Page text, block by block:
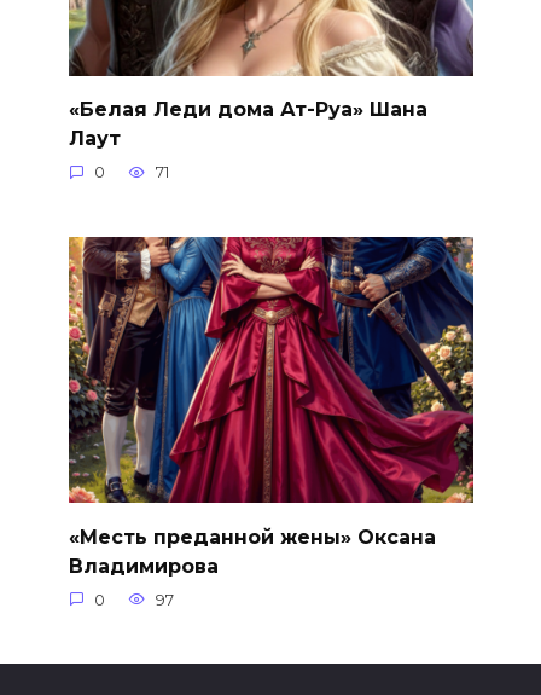
«Белая Леди дома Ат-Руа» Шана
Лаут
0 71
«Месть преданной жены» Оксана
Владимирова
0 97